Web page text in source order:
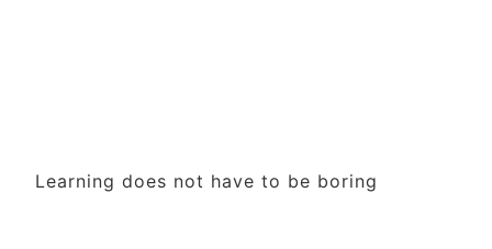
Learning does not have to be boring